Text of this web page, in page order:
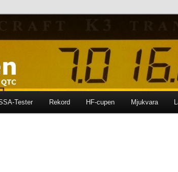
Tester Rekord HF-cupen Mjukvara